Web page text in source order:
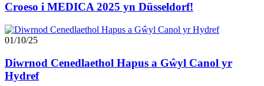
Croeso i MEDICA 2025 yn Düsseldorf!
01/10/25
Diwrnod Cenedlaethol Hapus a Gŵyl Canol yr
Hydref